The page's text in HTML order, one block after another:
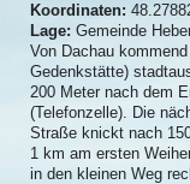
Koordinaten:
Lage: Gemeinde
Von Dachau
Gedenkstätte)
200 Meter nach dem
(Telefonzelle). Die
Straße knickt nach
1 km am ersten
in den kleinen Weg